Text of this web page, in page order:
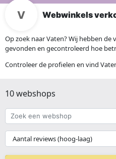
Webwinkels
Op zoek naar Vaten? Wij hebben
gevonden en gecontroleerd hoe
Controleer de profielen en vind
10 webshops
Zoek
een
webshop
{{
__('Sort')
}}